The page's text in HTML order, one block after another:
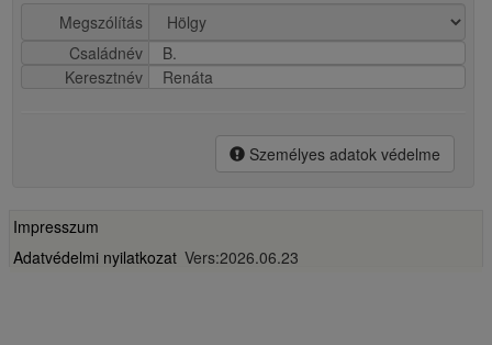
Megszólítás
Családnév
B.
Keresztnév
Renáta
Személyes adatok védelme
Impresszum
Adatvédelmi nyilatkozat Vers:2026.06.23